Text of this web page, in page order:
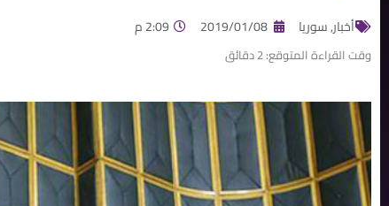
أخبار,سوريا 2019/01/08 2:09 م
وقت القراءة المتوقع:2دقائق